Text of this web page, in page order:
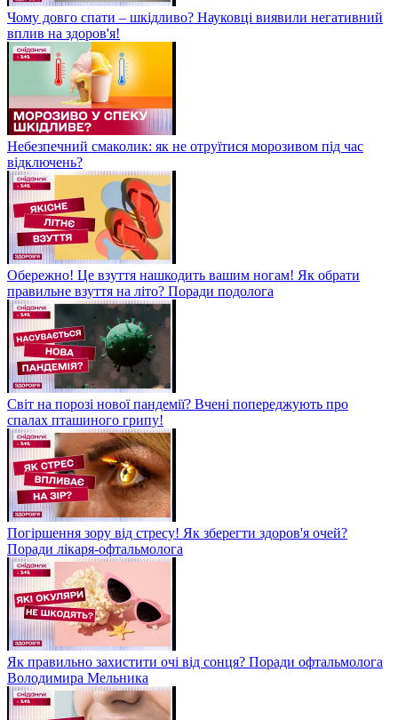
Чому довго спати – шкідливо? Науковці виявили негативний
вплив на здоров'я!
Небезпечний смаколик: як не отруїтися морозивом під час
відключень?
Обережно! Це взуття нашкодить вашим ногам! Як обрати
правильне взуття на літо? Поради подолога
Світ на порозі нової пандемії? Вчені попереджують про
спалах пташиного грипу!
Погіршення зору від стресу! Як зберегти здоров'я очей?
Поради лікаря-офтальмолога
Як правильно захистити очі від сонця? Поради офтальмолога
Володимира Мельника